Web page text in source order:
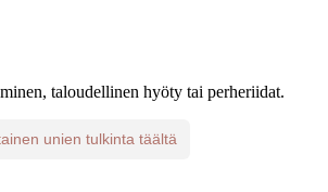
taloudellinen hyöty tai perheriidat.
unien tulkinta täältä